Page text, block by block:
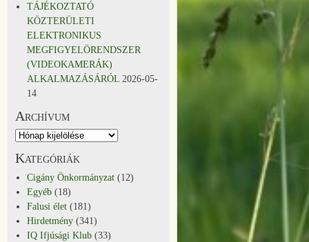
TÁJÉKOZTATÓ
KÖZTERÜLETI
ELEKTRONIKUS
MEGFIGYELÖRENDSZER
(VIDEOKAMERÁK)
ALKALMAZÁSÁRÓL 2026-05-
14
Archívum
Kategóriák
Cigány Önkormányzat (12)
Egyéb (18)
Falusi élet (181)
Hirdetmény (341)
IQ Ifjúsági Klub (33)